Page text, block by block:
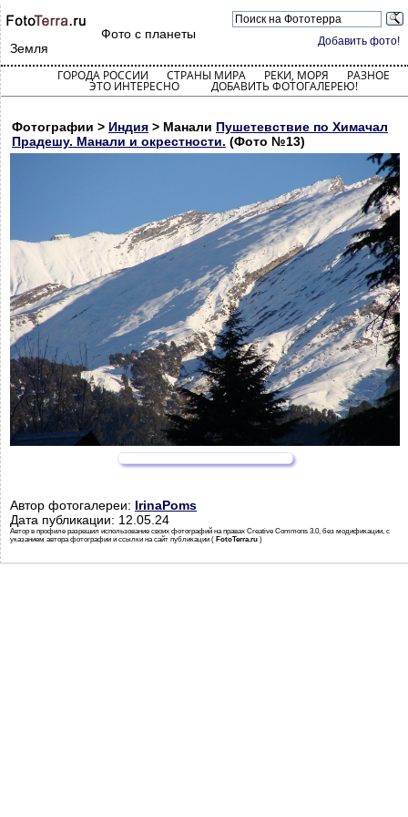
Добавить фото!
Фото с планеты
Земля
ГОРОДА РОССИИ СТРАНЫ МИРА РЕКИ, МОРЯ РАЗНОЕ
ЭТО ИНТЕРЕСНО ДОБАВИТЬ ФОТОГАЛЕРЕЮ!
Фотографии > Индия > Манали Пушетевствие по Химачал
Прадешу. Манали и окрестности. (Фото №13)
Автор фотогалереи: IrinaPoms
Дата публикации: 12.05.24
Автор в профиле разрешил использование своих фотографий на правах Creative Commons 3.0, без модификации, с
указанием автора фотографии и ссылки на сайт публикации ( FotoTerra.ru )